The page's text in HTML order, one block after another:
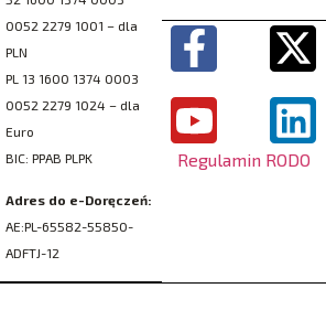
0052 2279 1001 – dla
PLN
PL 13 1600 1374 0003
0052 2279 1024 – dla
Euro
BIC: PPAB PLPK
Adres do e-Doręczeń:
AE:PL-65582-55850-
ADFTJ-12
Regulamin RODO